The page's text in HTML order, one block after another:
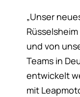
„Unser
und von
Teams in
entwickelt
mit